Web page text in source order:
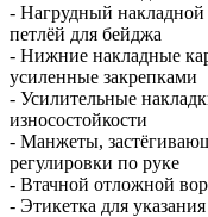
- Нагрудный
петлёй для бейджа
- Нижние накладные
усиленные закрепками
- Усилительные
износостойкости
- Манжеты,
регулировки по руке
- Втачной отложной
- Этикетка для